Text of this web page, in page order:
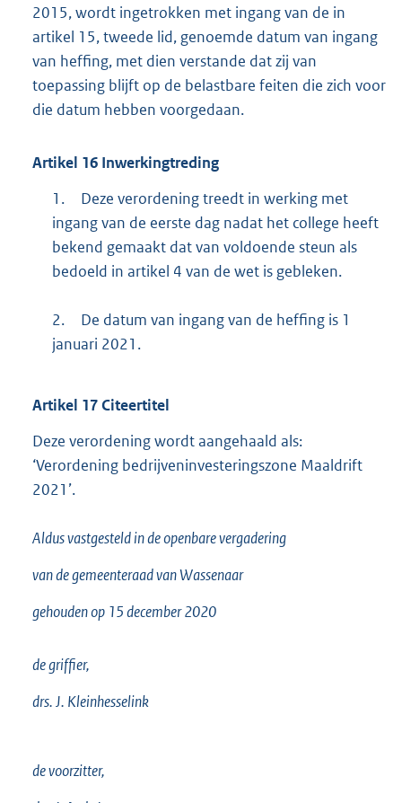
2015, wordt ingetrokken met ingang van de in
artikel 15, tweede lid, genoemde datum van ingang
van heffing, met dien verstande dat zij van
toepassing blijft op de belastbare feiten die zich voor
die datum hebben voorgedaan.
Artikel 16 Inwerkingtreding
1.
Deze verordening treedt in werking met
ingang van de eerste dag nadat het college heeft
bekend gemaakt dat van voldoende steun als
bedoeld in artikel 4 van de wet is gebleken.
2.
De datum van ingang van de heffing is 1
januari 2021.
Artikel 17Citeertitel
Deze verordening wordt aangehaald als:
‘Verordening bedrijveninvesteringszone Maaldrift
2021’.
Aldus vastgesteld in de openbare vergadering
van de gemeenteraad van Wassenaar
gehouden op 15 december 2020
de griffier,
drs. J. Kleinhesselink
de voorzitter,